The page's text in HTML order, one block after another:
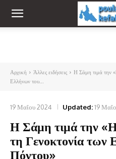
Αρχική Άλλες ειδήσεις
Η Σάμη τιμά την
Ελλήνων του...
19 Μαΐου 2024 Updated:19
Η Σάμη τιμά την
τη Γενοκτονία των
Πόντου»